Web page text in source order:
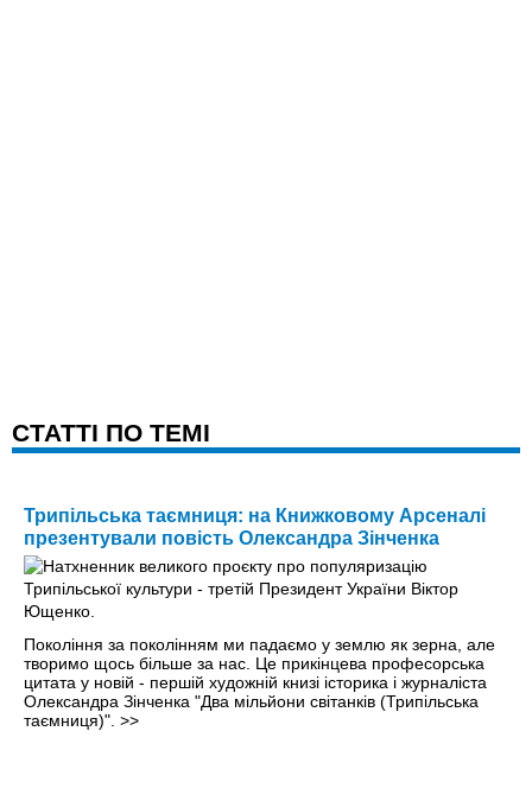
CТАТТІ ПО ТЕМІ
Трипільська таємниця: на Книжковому Арсеналі
презентували повість Олександра Зінченка
Покоління за поколінням ми падаємо у землю як зерна, але
творимо щось більше за нас. Це прикінцева професорська
цитата у новій - першій художній книзі історика і журналіста
Олександра Зінченка "Два мільйони світанків (Трипільська
таємниця)". >>